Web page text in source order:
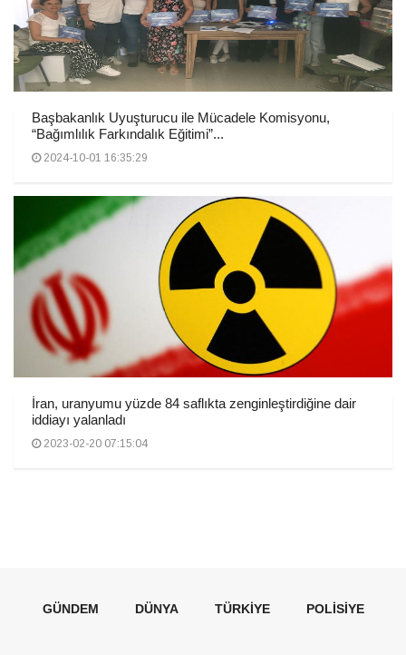
Başbakanlık Uyuşturucu ile Mücadele Komisyonu,
“Bağımlılık Farkındalık Eğitimi”...
2024-10-01 16:35:29
İran, uranyumu yüzde 84 saflıkta zenginleştirdiğine dair
iddiayı yalanladı
2023-02-20 07:15:04
GÜNDEM DÜNYA TÜRKIYE POLISIYE